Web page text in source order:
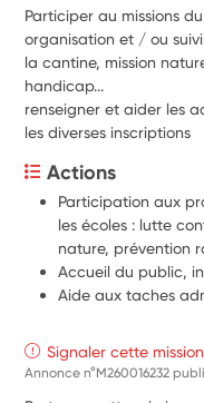
Participer au missions
organisation et / ou
la cantine, mission
handicap...
renseigner et aider les
les diverses inscriptions
Actions
Participation aux
les écoles : lutte
nature, prévention
Accueil du public,
Aide aux taches
Signaler cette mission
Annonce n°M260016232